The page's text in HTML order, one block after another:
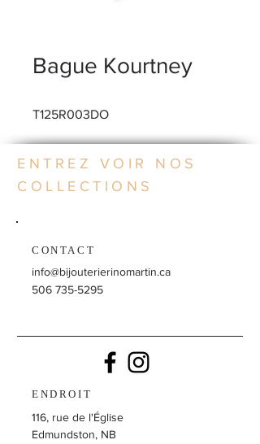
Bague Kourtney
T125R003DO
ENTREZ VOIR NOS
COLLECTIONS
CONTACT
info@bijouterierinomartin.ca
506 735-5295
ENDROIT
116, rue de l'Église
Edmundston, NB